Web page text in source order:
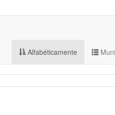
Alfabéticamente